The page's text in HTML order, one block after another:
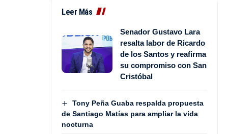
Leer Más
Senador Gustavo Lara
resalta labor de Ricardo
de los Santos y reafirma
su compromiso con San
Cristóbal
Tony Peña Guaba respalda propuesta
de Santiago Matías para ampliar la vida
nocturna